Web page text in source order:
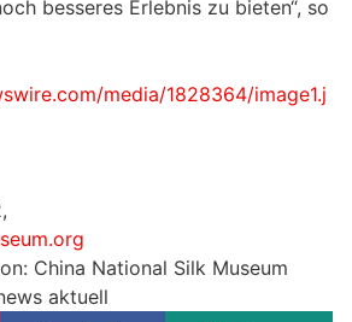
besseres Erlebnis zu bieten“, so
media/1828364/image1.j
China National Silk Museum
aktuell